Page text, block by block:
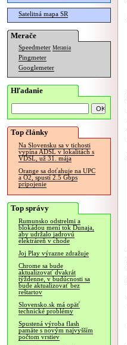
Satelitná mapa SR
Merače
Speedmeter Merania
Pingmeter
Googlemeter
Hľadanie
Top články
Na Slovensku sa v tichosti
vypína ADSL v lokalitách s
VDSL, už 31. mája
Orange sa doťahuje na UPC
a O2, spustí 2.5 Gbps
pripojenie
Top správy
Rumunsko odstrelmi a
blokádou mení tok Dunaja,
aby udržalo jadrovú
elektráreň v chode
Joj Play výrazne zdražuje
Chrome sa bude
aktualizovať dvakrát
týždenne, v budúcnosti sa
bude aktualizovať bez
reštartov
Slovensko.sk má opäť
technické problémy
Spustená výroba flash
pamäte s novým najvyšším
počtom vrstiev